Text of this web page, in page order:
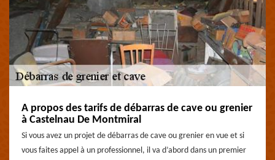
A propos des tarifs de débarras de cave ou grenier
à Castelnau De Montmiral
Si vous avez un projet de débarras de cave ou grenier en vue et si
vous faites appel à un professionnel, il va d’abord dans un premier